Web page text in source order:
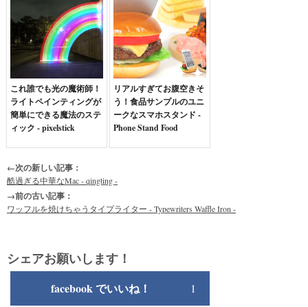
これ誰でも光の魔術師！
ライトペインティングが
簡単にできる魔法のステ
ィック - pixelstick
リアルすぎてお腹空きそ
う！食品サンプルのユニ
ークなスマホスタンド -
Phone Stand Food
←次の新しい記事：
酷過ぎる中華なMac - qingting -
→前の古い記事：
ワッフルを焼けちゃうタイプライター - Typewriters Waffle Iron -
シェアお願いします！
facebook でいいね！ 1